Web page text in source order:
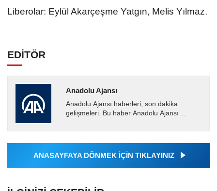
Liberolar: Eylül Akarçeşme Yatgın, Melis Yılmaz.
EDİTÖR
Anadolu Ajansı
Anadolu Ajansı haberleri, son dakika
gelişmeleri. Bu haber Anadolu Ajansı
tarafından geçilen tüm...
ANASAYFAYA DÖNMEK İÇİN TIKLAYINIZ